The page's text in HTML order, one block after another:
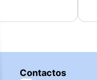
Contactos